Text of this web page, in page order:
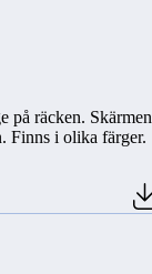
på räcken. Skärmen
Finns i olika färger.